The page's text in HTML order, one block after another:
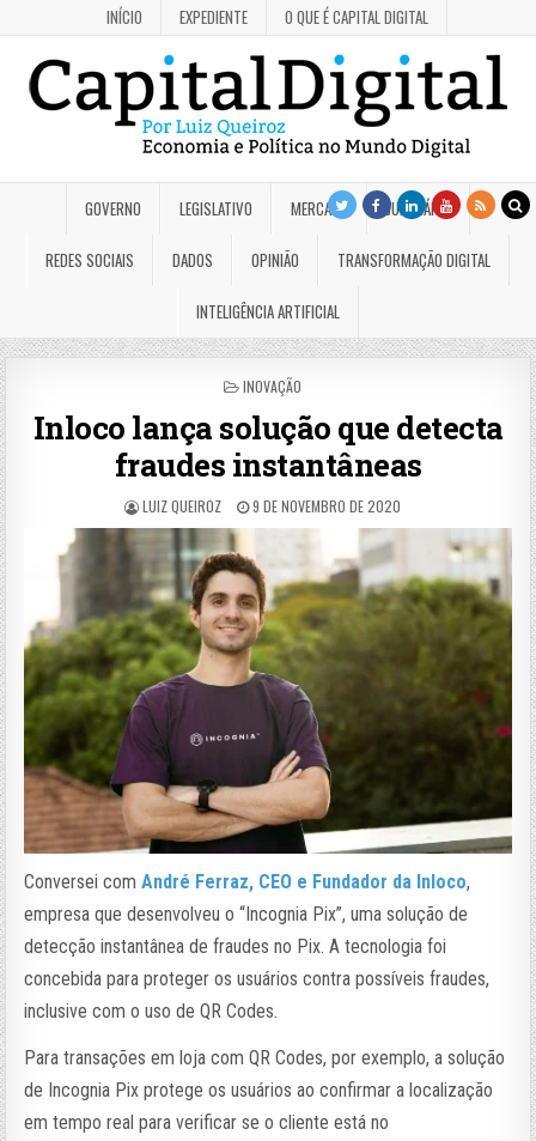
INÍCIO EXPEDIENTE O QUE É CAPITAL DIGITAL
GOVERNO LEGISLATIVO MERCADO JUDICIÁRIO
REDES SOCIAIS DADOS OPINIÃO TRANSFORMAÇÃO DIGITAL
INTELIGÊNCIA ARTIFICIAL
POSTED
INOVAÇÃO
Inloco lança solução que detecta
fraudes instantâneas
LUIZ QUEIROZ 9 DE NOVEMBRO DE 2020
Conversei comAndré Ferraz, CEO e Fundador da Inloco,
empresa que desenvolveu o “Incognia Pix”, uma solução de
detecção instantânea de fraudes no Pix. A tecnologia foi
concebida para proteger os usuários contra possíveis fraudes,
inclusive com o uso de QR Codes.
Para transações em loja com QR Codes, por exemplo, a solução
de Incognia Pix protege os usuários ao confirmar a localização
em tempo real para verificar se o cliente está no